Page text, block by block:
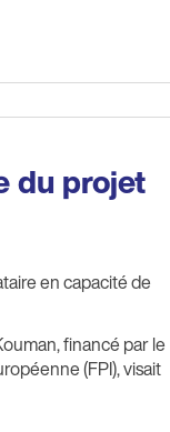
du projet
en capacité de
financé par le
(FPI), visait